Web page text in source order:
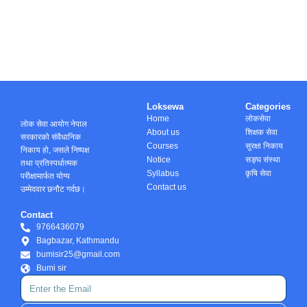
लोक सेवा आयोग नेपाल
सरकारको संवैधानिक
निकाय हो, जसले निष्पक्ष
तथा प्रतिस्पर्धात्मक
परीक्षामार्फत योग्य
उम्मेदवार छनौट गर्दछ।
Loksewa
Home
About us
Courses
Notice
Syllabus
Contact us
Categories
लोकसेवा
शिक्षक सेवा
सुरक्षा निकाय
सङ्घ संस्था
कृषि सेवा
Contact
9766436079
Bagbazar, Kathmandu
bumisir25@gmail.com
Bumi sir